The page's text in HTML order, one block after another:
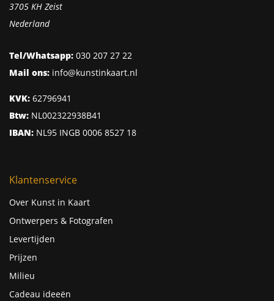
3705 KH Zeist
Nederland
Tel/Whatsapp: 030 207 27 22
Mail ons: info@kunstinkaart.nl
KVK: 62796941
Btw: NL002322938B41
IBAN: NL95 INGB 0006 8527 18
Klantenservice
Over Kunst in Kaart
Ontwerpers & Fotografen
Levertijden
Prijzen
Milieu
Cadeau ideeën